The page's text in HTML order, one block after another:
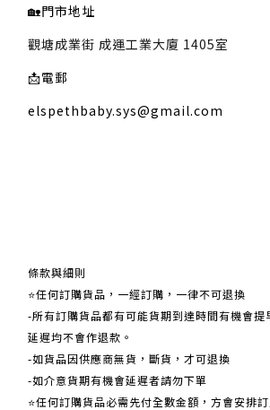
🏡門市地址
觀塘成業街 成運工業大廈 1405室
📩電郵
elspethbaby.sys@gmail.com
條款與細則
⭐任何訂購貨品，一經訂購，一律不可退換
-所有訂購貨品都有可能貨期到達時間有機會提
延遲均不會作退款。
-如貨品因供應商無貨，斷貨，才可退換
-如介意貨期有機會延遲者請勿下單
⭐任何訂購貨品必需先付全數金額，方會安排